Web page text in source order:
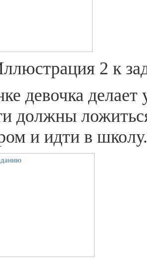
2 к
де­воч­ка де­ла­ет
долж­ны
и идти в школу.